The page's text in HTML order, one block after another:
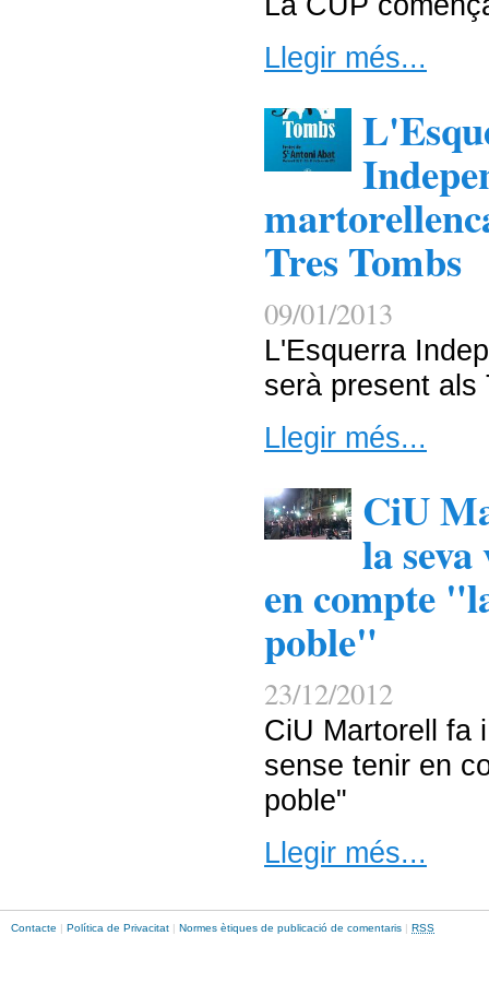
Llegir més...
Tres Tombs
09/01/2013
L'Esquerra
serà present als
Llegir més...
CiU
la
en compte
poble"
23/12/2012
CiU Martorell fa
sense tenir en
poble"
Llegir més...
Contacte | Política de Privacitat | Normes ètiques de publicació de comentaris | RSS